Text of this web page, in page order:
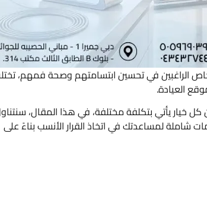
الراغبين في تحسين ابتسامتهم وصحة فمهم،
العيادة.
كل خيار يأتي بتكلفة مختلفة، في هذا المقال،
شاملة لمساعدتك في اتخاذ القرار الأنسب بناءً على